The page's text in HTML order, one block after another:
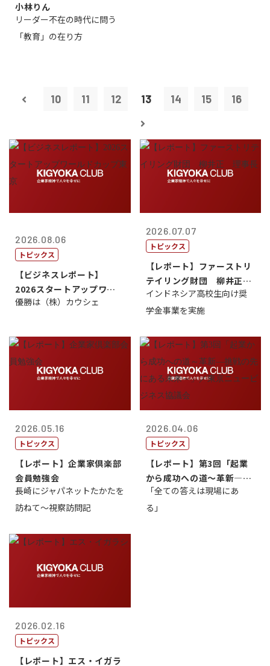
小林りん
リーダー不在の時代に問う
「教育」の在り方
10 11 12 13 14 15 16
2026.08.06
トピックス
【ビジネスレポート】
2026スタートアップワー
ルドカップ東京
優勝は（株）カウシェ
2026.07.07
トピックス
【レポート】ファーストリ
テイリング財団 柳井正
理事長
インドネシア高校生向け奨
学金事業を実施
2026.05.16
トピックス
【レポート】企業家倶楽部
会員勉強会
長崎にジャパネットたかたを
訪ねて～視察訪問記
2026.04.06
トピックス
【レポート】第3回「起業
から成功への道～革新―挑
戦の先にある...
「全ての答えは現場にあ
る」
2026.02.16
トピックス
【レポート】エス・イガラ